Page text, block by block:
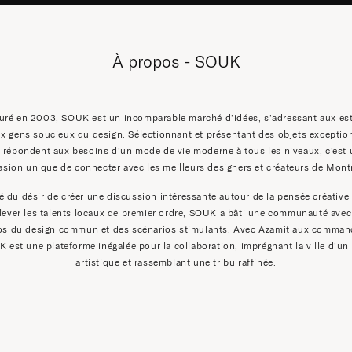
À propos - SOUK
en 2003, SOUK est un incomparable marché d’idées, s’adressant aux
gens soucieux du design. Sélectionnant et présentant des objets
aux besoins d’un mode de vie moderne à tous les niveaux, c’est
unique de connecter avec les meilleurs designers et créateurs de
du désir de créer une discussion intéressante autour de la pensée créative
les talents locaux de premier ordre, SOUK a bâti une communauté
du design commun et des scénarios stimulants. Avec Azamit aux
est une plateforme inégalée pour la collaboration, imprégnant la ville d’un
artistique et rassemblant une tribu raffinée.